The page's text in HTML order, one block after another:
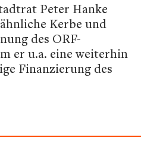
Peter Hanke
Kerbe und
des ORF-
er u.a. eine weiterhin
Finanzierung des